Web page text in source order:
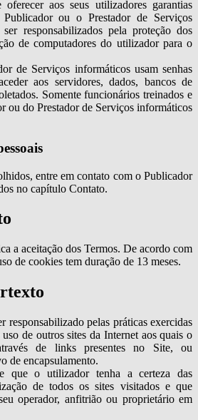
oferecer aos seus utilizadores garantias
ou o Prestador de Serviços
responsabilizados pela proteção dos
de computadores do utilizador para o
de Serviços informáticos usam senhas
aos servidores, dados, bancos de
Somente funcionários treinados e
ou do Prestador de Serviços informáticos
entre em contato com o Publicador
no capítulo Contato.
a aceitação dos Termos. De acordo com
de cookies tem duração de 13 meses.
responsabilizado pelas práticas exercidas
de outros sites da Internet aos quais o
de links presentes no Site, ou
de encapsulamento.
que o utilizador tenha a certeza das
de todos os sites visitados e que
operador, anfitrião ou proprietário em